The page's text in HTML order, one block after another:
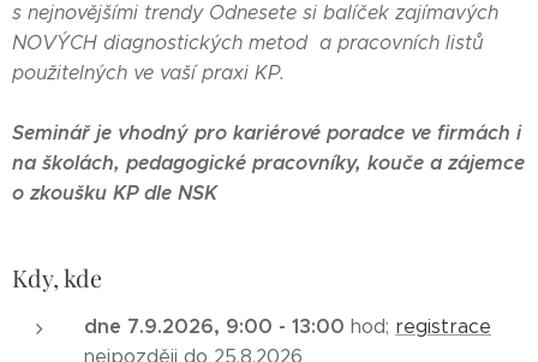
s nejnovějšími trendy Odnesete si balíček zajímavých
NOVÝCH diagnostických metod a pracovních listů
použitelných ve vaší praxi KP.
Seminář je vhodný pro kariérové poradce ve firmách i
na školách, pedagogické pracovníky, kouče a zájemce
o zkoušku KP dle NSK
Kdy, kde
dne 7.9.2026, 9:00 - 13:00 hod; registrace
nejpozději do 25.8.2026